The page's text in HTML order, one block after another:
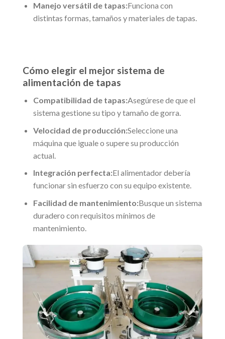
Manejo versátil de tapas:Funciona con
distintas formas, tamaños y materiales de tapas.
Cómo elegir el mejor sistema de
alimentación de tapas
Compatibilidad de tapas:Asegúrese de que el
sistema gestione su tipo y tamaño de gorra.
Velocidad de producción:Seleccione una
máquina que iguale o supere su producción
actual.
Integración perfecta:El alimentador debería
funcionar sin esfuerzo con su equipo existente.
Facilidad de mantenimiento:Busque un sistema
duradero con requisitos mínimos de
mantenimiento.